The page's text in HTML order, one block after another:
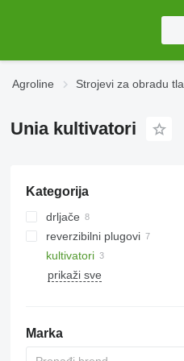
Agroline Strojevi za obradu tla
Unia kultivatori
Kategorija
drljače
tanjurače
reverzibilni plugovi
kultivatori
prikaži sve
Marka